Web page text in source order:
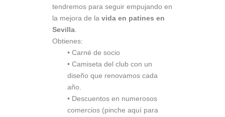
tendremos para seguir empujando en
la mejora de la vida en patines en
Sevilla.
Obtienes:
• Carné de socio
• Camiseta del club con un
diseño que renovamos cada
año.
• Descuentos en numerosos
comercios (pinche aquí para